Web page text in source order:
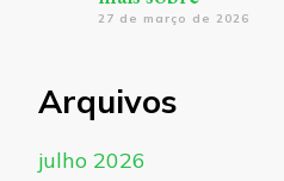
27 de março de 2026
Arquivos
julho 2026